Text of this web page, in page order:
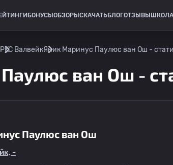
БОНУСЫ ОБЗОРЫ СКАЧАТЬ БЛОГОТЗЫВЫ
РKC ВалвейкЯник Маринус Паулюс ван Ош -
ван Ош -
Паулюс ван Ош
-